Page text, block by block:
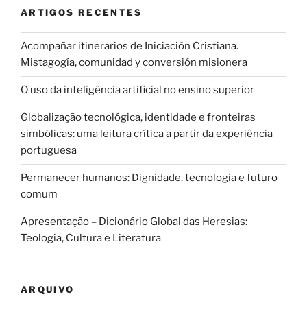
ARTIGOS RECENTES
Acompañar itinerarios de Iniciación Cristiana.
Mistagogía, comunidad y conversión misionera
O uso da inteligência artificial no ensino superior
Globalização tecnológica, identidade e fronteiras
simbólicas: uma leitura crítica a partir da experiência
portuguesa
Permanecer humanos: Dignidade, tecnologia e futuro
comum
Apresentação – Dicionário Global das Heresias:
Teologia, Cultura e Literatura
ARQUIVO